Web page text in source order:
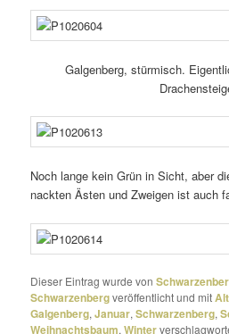
Galgenberg, stür­misch.
Noch lange kein Grün in Sicht, aber
nackten Ästen und Zweigen ist auch
Dieser Eintrag wurde von
Schwarzenbergveröffentlicht und mit
Galgenberg,Januar,Schwarzenberg,
Weihnachtsbaum,Winter